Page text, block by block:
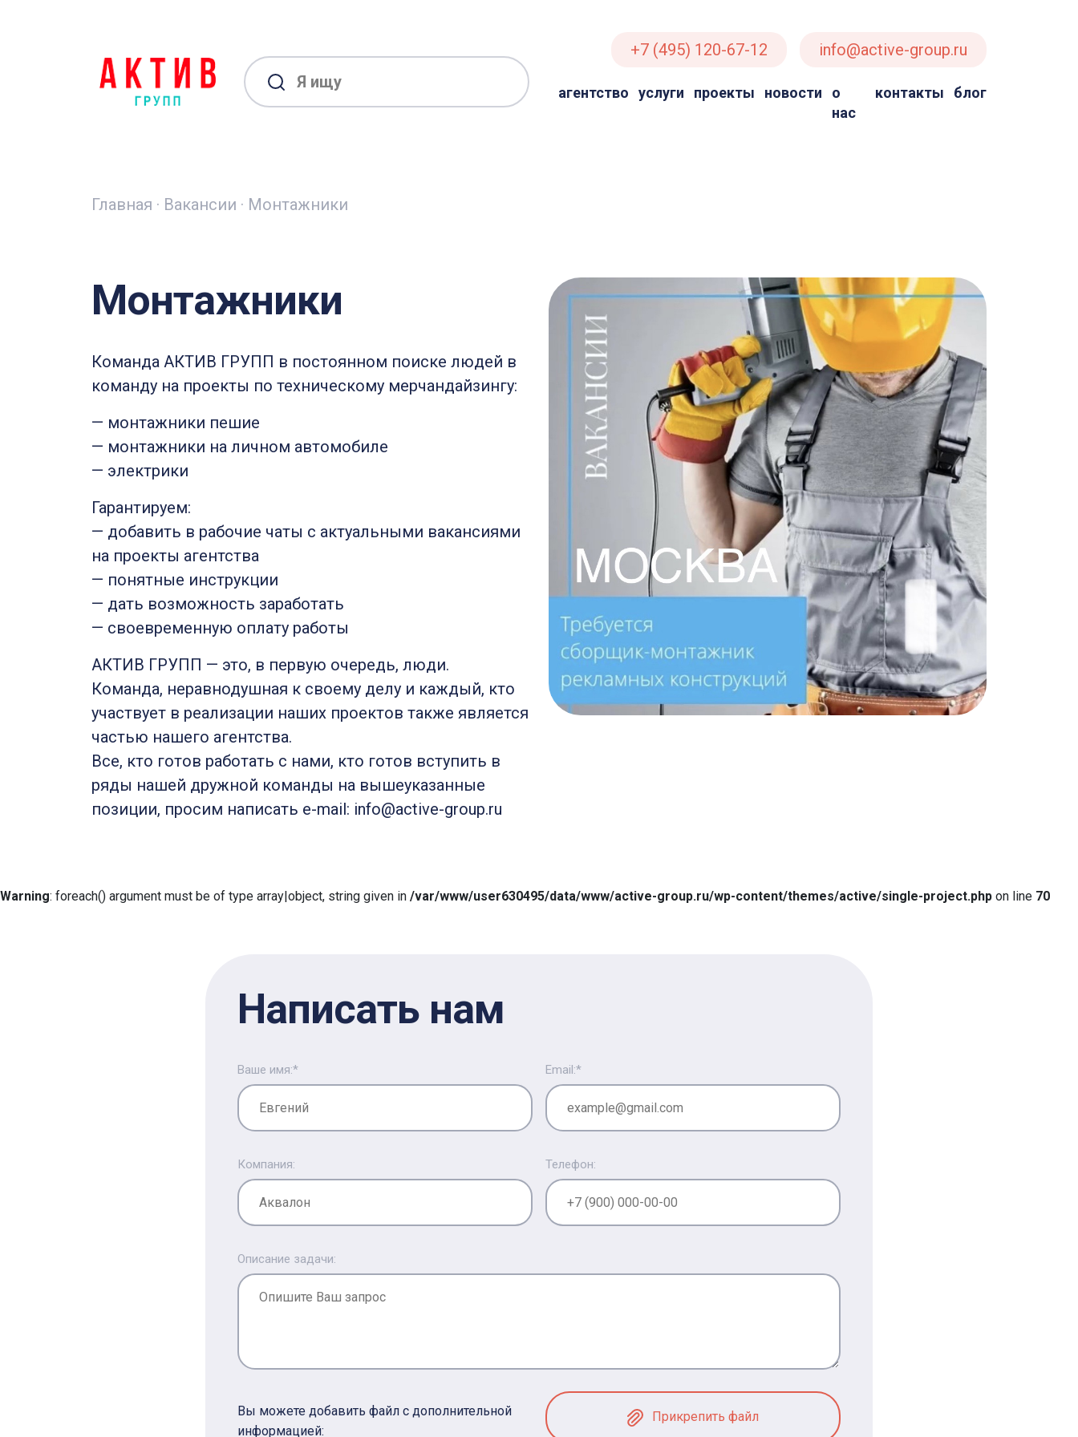
+7 (495) 120-67-12 info@active-group.ru
агентство услуги проекты новости
о
нас
контакты блог
Главная · Вакансии · Монтажники
Монтажники
Команда АКТИВ ГРУПП в постоянном поиске людей в
команду на проекты по техническому мерчандайзингу:
— монтажники пешие
— монтажники на личном автомобиле
— электрики
Гарантируем:
— добавить в рабочие чаты с актуальными вакансиями
на проекты агентства
— понятные инструкции
— дать возможность заработать
— своевременную оплату работы
АКТИВ ГРУПП — это, в первую очередь, люди.
Команда, неравнодушная к своему делу и каждый, кто
участвует в реализации наших проектов также является
частью нашего агентства.
Все, кто готов работать с нами, кто готов вступить в
ряды нашей дружной команды на вышеуказанные
позиции, просим написать e-mail: info@active-group.ru
Warning: foreach() argument must be of type array|object, string given in /var/www/user630495/data/www/active-group.ru/wp-content/themes/active/single-project.php on line 70
Написать нам
Ваше имя:* Email:*
Компания: Телефон:
Описание задачи:
Вы можете добавить файл с дополнительной
информацией:
Прикрепить файл